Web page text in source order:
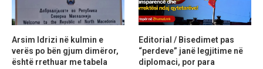
Arsim Idrizi në kulmin e
verës po bën gjum dimëror,
është rrethuar me tabela
Editorial / Bisedimet pas
“perdeve” janë legjitime në
diplomaci, por para